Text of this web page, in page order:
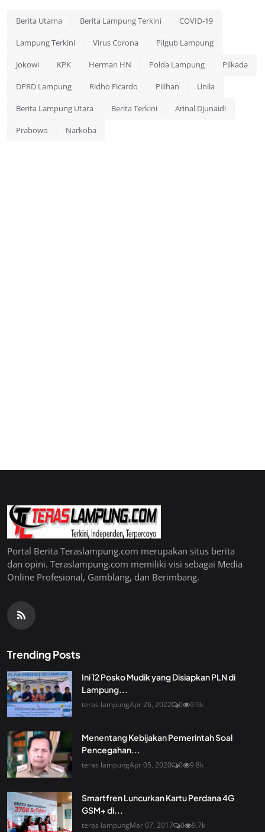
Berita Utama Berita Lampung Terkini COVID-19
Lampung Terkini Virus Corona Pilgub Lampung
Jokowi KPK Herman HN Polda Lampung Pilkada
DPRD Lampung Ridho Ficardo Pilihan Unila
Berita Lampung Utara Berita Terkini Arinal Djunaidi
Prabowo Narkoba
Portal Berita Teraslampung.com merupakan situs berita
dan opini. Teraslampung.com memiliki visi sebagai Media
Online Profesional, Gamblang, dan Berimbang.
Trending Posts
Ini 12 Posko Mudik yang Disiapkan PLN di
Lampung...
teras lampungApr 26, 2022 0 9.9k
Menentang Kebijakan Pemerintah Soal
Pencegahan...
teras lampungApr 05, 2020 0 9.8k
Smartfren Luncurkan Kartu Perdana 4G
GSM+ di...
teras lampungMar 07, 2017 0 9.7k